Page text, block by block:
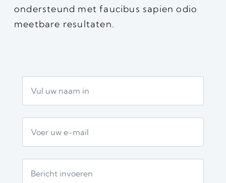
ondersteund met faucibus sapien odio
meetbare resultaten.